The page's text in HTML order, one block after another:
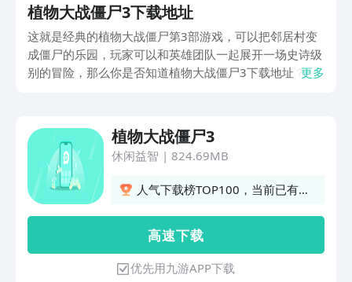
植物大战僵尸3下载地址
这就是经典的植物大战僵尸第3部游戏，可以把邻居村变
成僵尸的乐园，玩家可以和英雄团队一起展开一场史诗级
别的冒险，那么你是否知道植物大战僵尸3下载地址？来
更多
植物大战僵尸3
休闲益智 | 824.69MB
人气下载榜TOP100，当前已有
高 速 下 载
优先用九游APP下载